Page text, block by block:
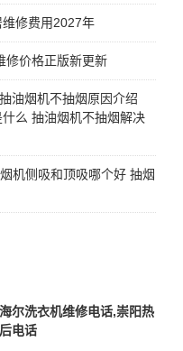
修费用2027年
修价格正版新更新
油烟机不抽烟原因介绍
什么 抽油烟机不抽烟解决
机侧吸和顶吸哪个好 抽烟
尔洗衣机维修电话,崇阳热
电话